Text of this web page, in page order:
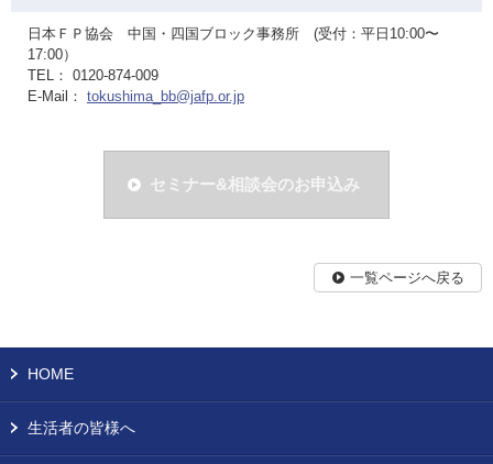
日本ＦＰ協会 中国・四国ブロック事務所 (受付：平日10:00〜
17:00）
TEL： 0120-874-009
E-Mail： tokushima_bb@jafp.or.jp
セミナー&相談会のお申込み
一覧ページへ戻る
HOME
生活者の皆様へ